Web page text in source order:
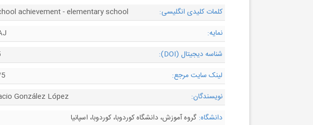
کلمات کلیدی انگلیسی:
achievement - elementary school
نمایه:
شناسه دیجیتال (DOI):
لینک سایت مرجع:
نویسندگان:
González López
دانشگاه: گروه آموزش، دانشگاه کوردوبا، کوردوبا، اسپانیا